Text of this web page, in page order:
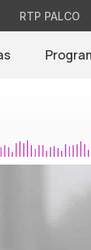
RTP PALCO